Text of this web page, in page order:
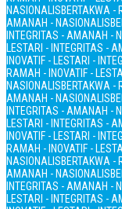
NASIONALISBERTAKWA -
AMANAH - NASIONALIS
INTEGRITAS - AMANAH -
LESTARI - INTEGRITAS -
INOVATIF - LESTARI -
RAMAH - INOVATIF -
NASIONALISBERTAKWA -
AMANAH - NASIONALIS
INTEGRITAS - AMANAH -
LESTARI - INTEGRITAS -
INOVATIF - LESTARI -
RAMAH - INOVATIF -
NASIONALISBERTAKWA -
AMANAH - NASIONALIS
INTEGRITAS - AMANAH -
LESTARI - INTEGRITAS -